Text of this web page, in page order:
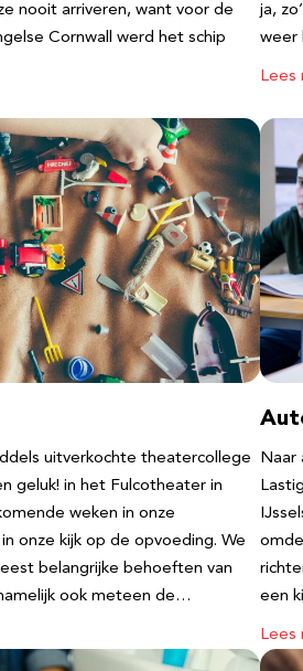
nooit arriveren, want voor de
Cornwall werd het schip
ja,
weer
Lees
uitverkochte theatercollege
geluk! in het Fulcotheater in
weken in onze
onze kijk op de opvoeding. We
belangrijke behoeften van
ook meteen de…
Naar
een
Lees